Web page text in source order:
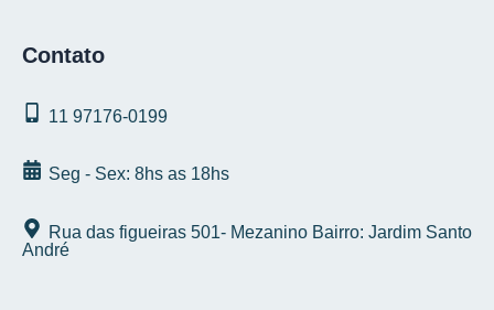
Contato
11 97176‑0199
Seg - Sex: 8hs as 18hs
Rua das figueiras 501- Mezanino Bairro: Jardim Santo
André